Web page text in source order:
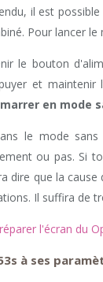
il est
Pour lancer
le bouton
et maintenir
en mode
le mode
ou pas. Si
dire que la
Il suffira de
l'écran du
à ses